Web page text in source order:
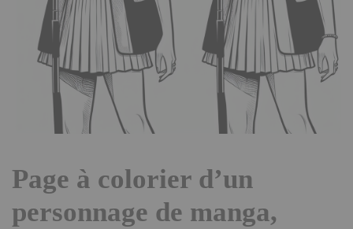
Page à colorier d’un
personnage de manga,